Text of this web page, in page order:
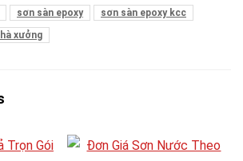
sơn sàn epoxy
sơn sàn epoxy kcc
xưởng